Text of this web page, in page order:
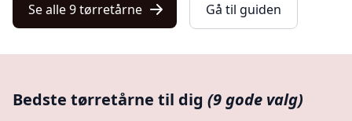
Se alle 9 tørretårne Gå til guiden
Bedste tørretårne til dig (9 gode valg)